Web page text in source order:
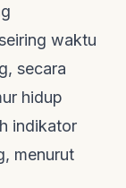
waktu
secara
hidup
indikator
menurut